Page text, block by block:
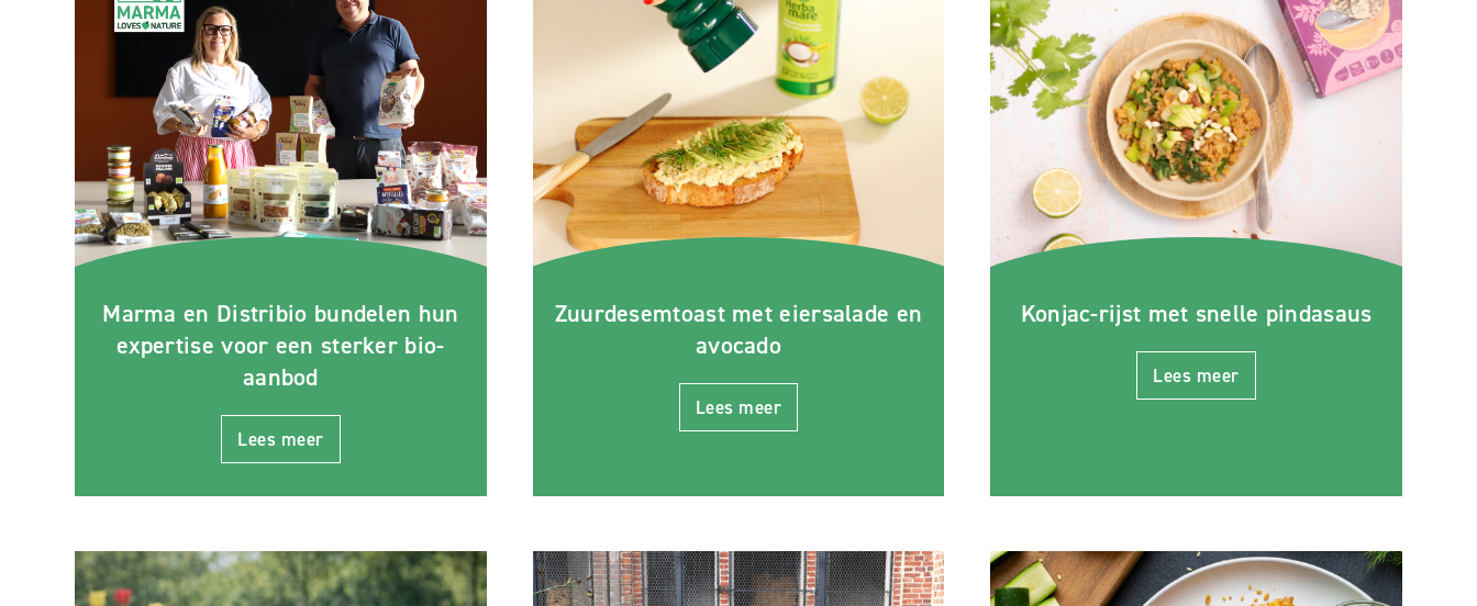
Marma en Distribio bundelen hun
expertise voor een sterker bio-
aanbod
Lees meer
Zuurdesemtoast met eiersalade en
avocado
Lees meer
Konjac-rijst met snelle pindasaus
Lees meer